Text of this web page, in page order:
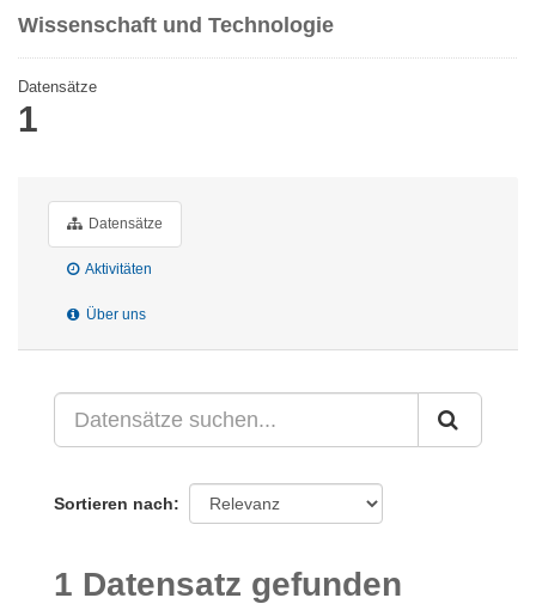
Wissenschaft und Technologie
Datensätze
1
Datensätze
Aktivitäten
Über uns
Sortieren nach
1 Datensatz gefunden